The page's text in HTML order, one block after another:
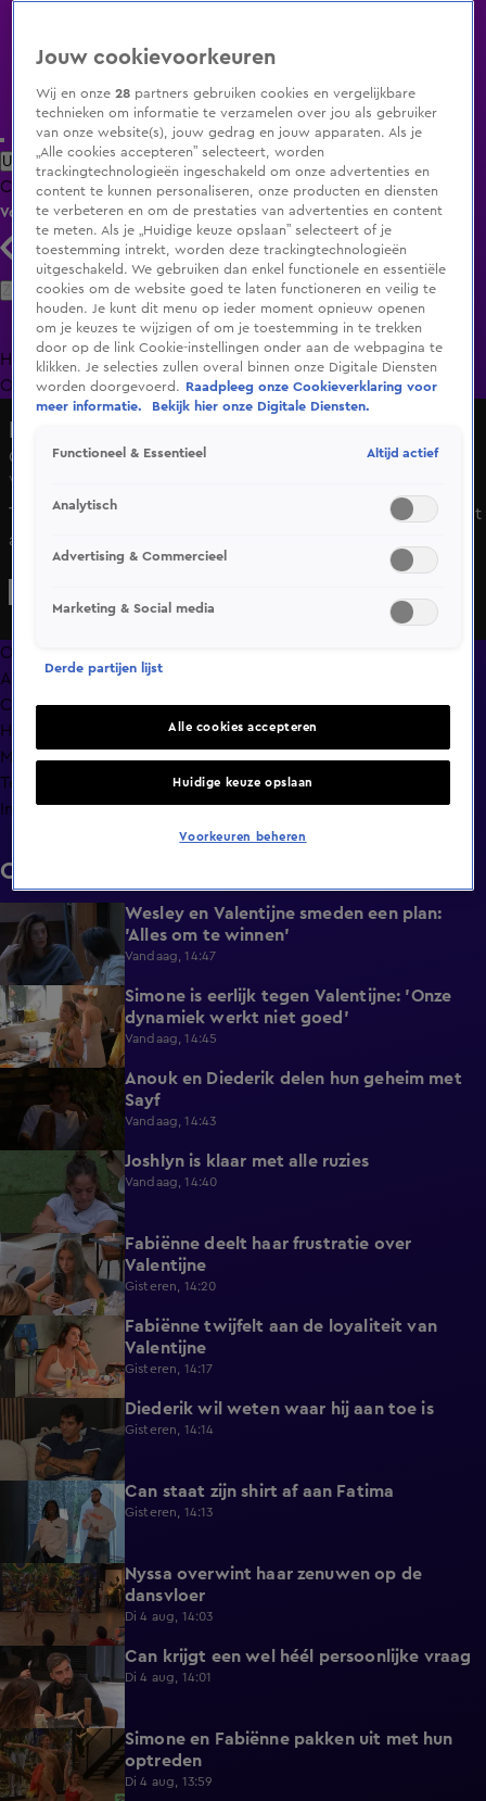
Uitzending Gemist Populaire programma's Zenders Genres
ClipsFilmsRadioSmart TV inlogShop
Volg KIJK
Zoeken
HomeUitzending Gemist Programma's De Bondgenoten
OranjezomerLivestreamsShop
Chess en Salar staan voor een lastige keuze
Vr 12 juni, 11:26
Thomas en Mercedes hebben het thuis lastig en dat knaagt
aan Salar en Chess. Salar heeft de knoop doorgehakt en
vindt het goed geweest zo. Chess vindt het een lastige
Overzicht
Afleveringen
Clips
Hoe is het nu met?
Macdate met Nick Eshuis
Terugblik
Info
Clips
0:26
Wesley en Valentijne smeden een plan:
'Alles om te winnen'
Vandaag, 14:47
1:12
Simone is eerlijk tegen Valentijne: 'Onze
dynamiek werkt niet goed'
Vandaag, 14:45
0:48
Anouk en Diederik delen hun geheim met
Sayf
Vandaag, 14:43
Joshlyn is klaar met alle ruzies
Vandaag, 14:40
0:29
Fabiënne deelt haar frustratie over
Valentijne
Gisteren, 14:20
0:58
Fabiënne twijfelt aan de loyaliteit van
Valentijne
Gisteren, 14:17
Diederik wil weten waar hij aan toe is
Gisteren, 14:14
Can staat zijn shirt af aan Fatima
Gisteren, 14:13
0:35
Nyssa overwint haar zenuwen op de
dansvloer
Di 4 aug, 14:03
0:34 Can krijgt een wel héél persoonlijke vraag
Di 4 aug, 14:01
0:34
Simone en Fabiënne pakken uit met hun
optreden
Di 4 aug, 13:59
Jouw cookievoorkeuren
Wij en onze28 partners gebruiken cookies en vergelijkbare
technieken om informatie te verzamelen over jou als gebruiker
van onze website(s), jouw gedrag en jouw apparaten. Als je
„Alle cookies accepteren” selecteert, worden
trackingtechnologieën ingeschakeld om onze advertenties en
content te kunnen personaliseren, onze producten en diensten
te verbeteren en om de prestaties van advertenties en content
te meten. Als je „Huidige keuze opslaan” selecteert of je
toestemming intrekt, worden deze trackingtechnologieën
uitgeschakeld. We gebruiken dan enkel functionele en essentiële
cookies om de website goed te laten functioneren en veilig te
houden. Je kunt dit menu op ieder moment opnieuw openen
om je keuzes te wijzigen of om je toestemming in te trekken
door op de link Cookie-instellingen onder aan de webpagina te
klikken. Je selecties zullen overal binnen onze Digitale Diensten
worden doorgevoerd.
Raadpleeg onze Cookieverklaring voor
meer informatie.
Bekijk hier onze Digitale Diensten.
Functioneel & Essentieel Altijd actief
Analytisch
Advertising & Commercieel
Marketing & Social media
Derde partijen lijst
Alle cookies accepteren
Huidige keuze opslaan
Voorkeuren beheren